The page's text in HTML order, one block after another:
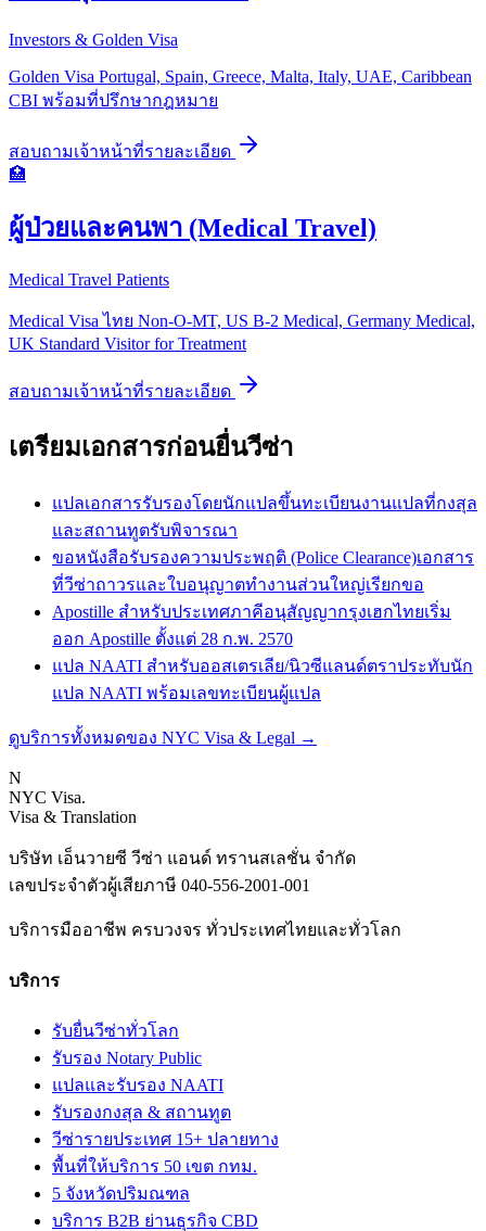
Investors & Golden Visa
Golden Visa Portugal, Spain, Greece, Malta, Italy, UAE, Caribbean
CBI พร้อมที่ปรึกษากฎหมาย
สอบถามเจ้าหน้าที่รายละเอียด
🏥
ผู้ป่วยและคนพา (Medical Travel)
Medical Travel Patients
Medical Visa ไทย Non-O-MT, US B-2 Medical, Germany Medical,
UK Standard Visitor for Treatment
สอบถามเจ้าหน้าที่รายละเอียด
เตรียมเอกสารก่อนยื่นวีซ่า
แปลเอกสารรับรองโดยนักแปลขึ้นทะเบียนงานแปลที่กงสุล
และสถานทูตรับพิจารณา
ขอหนังสือรับรองความประพฤติ (Police Clearance)เอกสาร
ที่วีซ่าถาวรและใบอนุญาตทำงานส่วนใหญ่เรียกขอ
Apostille สำหรับประเทศภาคีอนุสัญญากรุงเฮกไทยเริ่ม
ออก Apostille ตั้งแต่ 28 ก.พ. 2570
แปล NAATI สำหรับออสเตรเลีย/นิวซีแลนด์ตราประทับนัก
แปล NAATI พร้อมเลขทะเบียนผู้แปล
ดูบริการทั้งหมดของ NYC Visa & Legal →
N
NYC Visa.
Visa & Translation
บริษัท เอ็นวายซี วีซ่า แอนด์ ทรานสเลชั่น จำกัด
เลขประจำตัวผู้เสียภาษี 040-556-2001-001
บริการมืออาชีพ ครบวงจร ทั่วประเทศไทยและทั่วโลก
บริการ
รับยื่นวีซ่าทั่วโลก
รับรอง Notary Public
แปลและรับรอง NAATI
รับรองกงสุล & สถานทูต
วีซ่ารายประเทศ 15+ ปลายทาง
พื้นที่ให้บริการ 50 เขต กทม.
5 จังหวัดปริมณฑล
บริการ B2B ย่านธุรกิจ CBD